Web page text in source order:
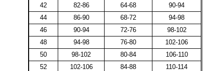
42
82-86 64-68
90-94
44
86-90 68-72
94-98
46
90-94 72-76
98-102
48
94-98 76-80
102-106
50
98-102 80-84
106-110
52
102-106 84-88
110-114